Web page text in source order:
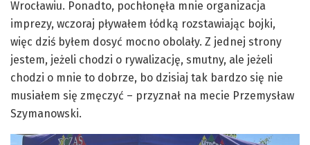
Wrocławiu. Ponadto, pochłonęła mnie organizacja
imprezy, wczoraj pływałem łódką rozstawiając bojki,
więc dziś byłem dosyć mocno obolały. Z jednej strony
jestem, jeżeli chodzi o rywalizację, smutny, ale jeżeli
chodzi o mnie to dobrze, bo dzisiaj tak bardzo się nie
musiałem się zmęczyć – przyznał na mecie Przemysław
Szymanowski.